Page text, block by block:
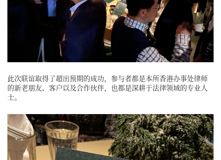
此次联谊取得了超出预期的成功，参与者都是本所香港办事处律师
的新老朋友、客户以及合作伙伴，也都是深耕于法律领域的专业人
士。